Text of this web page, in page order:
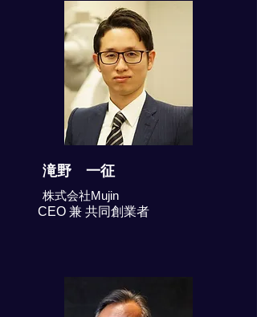
滝野 一征
株式会社Mujin
CEO 兼 共同創業者